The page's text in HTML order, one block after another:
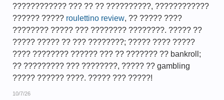
???????????? ??? ?? ?? ??????????, ????????????
?????? ????? roulettino review, ?? ????? ????
???????? ????? ??? ???????? ????????. ????? ??
????? ????? ?? ??? ????????; ????? ???? ?????
???? ???????? ?????? ??? ?? ??????? ?? bankroll;
?? ????????? ??? ????????, ????? ?? gambling
????? ?????? ????. ????? ??? ?????!
10/7/26